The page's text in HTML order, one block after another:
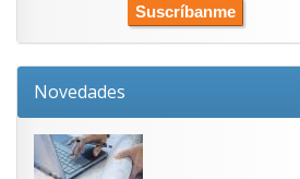
Novedades